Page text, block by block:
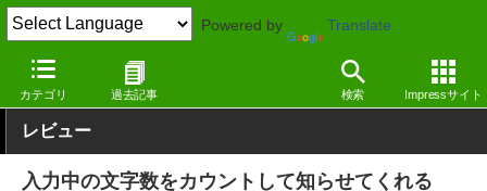
Powered by Translate
カテゴリ 過去記事 検索 Impressサイト
窓の杜 オフィス・ドキュメント ドキュメント Google
レビュー
入力中の文字数をカウントして知らせてくれる